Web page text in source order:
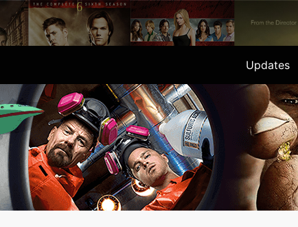
Updates